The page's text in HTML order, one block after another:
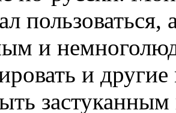
пользоваться,
и
и